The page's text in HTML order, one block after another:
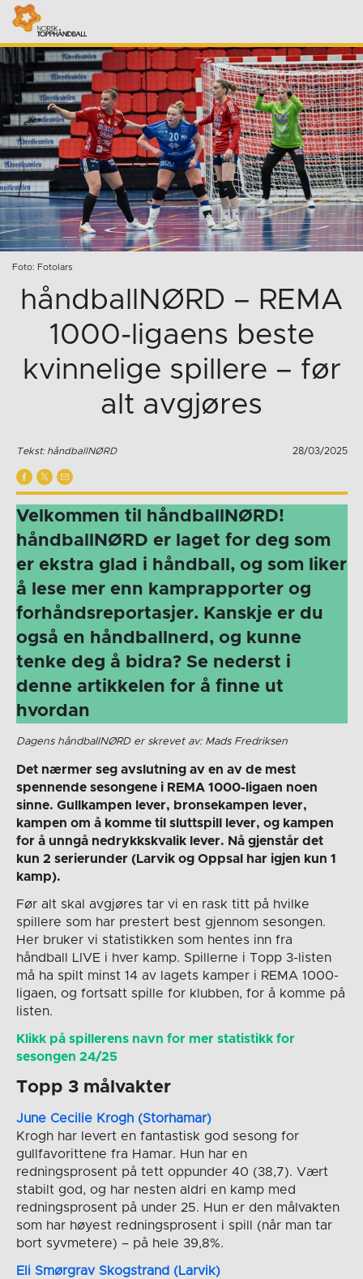
Foto: Fotolars
håndballNØRD – REMA
1000-ligaens beste
kvinnelige spillere – før
alt avgjøres
Tekst: håndballNØRD 28/03/2025
Velkommen til håndballNØRD!
håndballNØRD er laget for deg som
er ekstra glad i håndball, og som liker
å lese mer enn kamprapporter og
forhåndsreportasjer. Kanskje er du
også en håndballnerd, og kunne
tenke deg å bidra? Se nederst i
denne artikkelen for å finne ut
hvordan
Dagens håndballNØRD er skrevet av: Mads Fredriksen
Det nærmer seg avslutning av en av de mest
spennende sesongene i REMA 1000-ligaen noen
sinne. Gullkampen lever, bronsekampen lever,
kampen om å komme til sluttspill lever, og kampen
for å unngå nedrykkskvalik lever. Nå gjenstår det
kun 2 serierunder (Larvik og Oppsal har igjen kun 1
kamp).
Før alt skal avgjøres tar vi en rask titt på hvilke
spillere som har prestert best gjennom sesongen.
Her bruker vi statistikken som hentes inn fra
håndball LIVE i hver kamp. Spillerne i Topp 3-listen
må ha spilt minst 14 av lagets kamper i REMA 1000-
ligaen, og fortsatt spille for klubben, for å komme på
listen.
Klikk på spillerens navn for mer statistikk for
sesongen 24/25
Topp 3 målvakter
June Cecilie Krogh (Storhamar)
Krogh har levert en fantastisk god sesong for
gullfavorittene fra Hamar. Hun har en
redningsprosent på tett oppunder 40 (38,7). Vært
stabilt god, og har nesten aldri en kamp med
redningsprosent på under 25. Hun er den målvakten
som har høyest redningsprosent i spill (når man tar
bort syvmetere) – på hele 39,8%.
Eli Smørgrav Skogstrand (Larvik)